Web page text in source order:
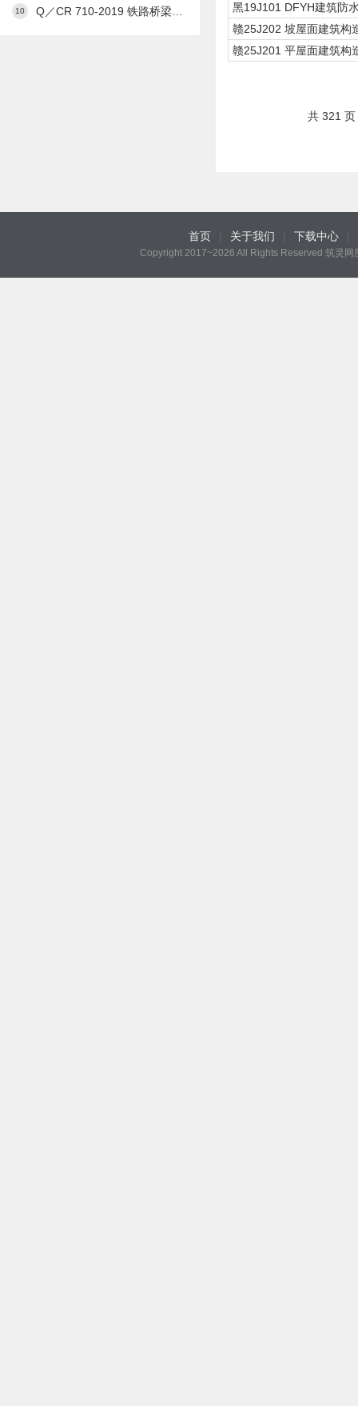
10 Q／CR 710-2019 铁路桥梁预应力管道自动压浆系统
黑19J101 DFYH建筑防
赣25J202 坡屋面建筑构
赣25J201 平屋面建筑构
共 321 页
首页 关于我们 下载中心
Copyright 2017~2026 All Rights Reserved 筑灵网